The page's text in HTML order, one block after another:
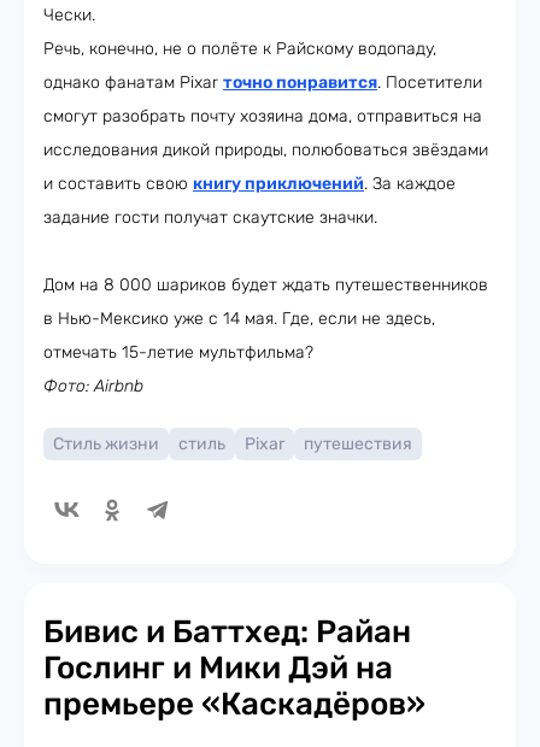
Чески.
Речь, конечно, не о полёте к Райскому водопаду,
однако фанатам Pixar точно понравится. Посетители
смогут разобрать почту хозяина дома, отправиться на
исследования дикой природы, полюбоваться звёздами
и составить свою книгу приключений. За каждое
задание гости получат скаутские значки.
Дом на 8 000 шариков будет ждать путешественников
в Нью-Мексико уже с 14 мая. Где, если не здесь,
отмечать 15-летие мультфильма?
Фото: Airbnb
Стиль жизни стиль Pixar путешествия
Бивис и Баттхед: Райан
Гослинг и Мики Дэй на
премьере «Каскадёров»